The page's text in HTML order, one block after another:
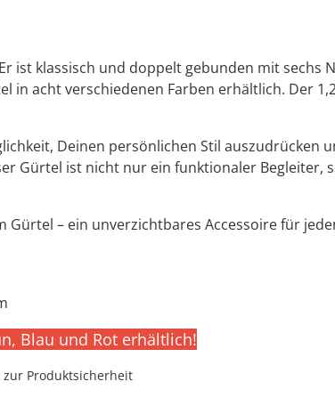
klassisch und doppelt gebunden mit sechs
acht verschiedenen Farben erhältlich. Der
Deinen persönlichen Stil auszudrücken
Gürtel ist nicht nur ein funktionaler Begleiter,
– ein unverzichtbares Accessoire für
Blau und Rot erhältlich!
zur Produktsicherheit